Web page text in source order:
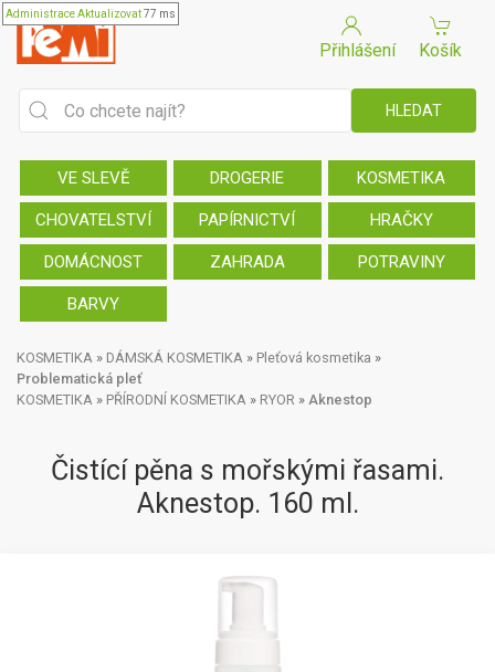
AdministraceAktualizovat77 ms
Přihlášení Košík
VE SLEVĚ DROGERIE KOSMETIKA
CHOVATELSTVÍ PAPÍRNICTVÍ HRAČKY
DOMÁCNOST ZAHRADA POTRAVINY
BARVY
KOSMETIKA » DÁMSKÁ KOSMETIKA » Pleťová kosmetika »
Problematická pleť
KOSMETIKA » PŘÍRODNÍ KOSMETIKA » RYOR » Aknestop
Čistící pěna s mořskými řasami.
Aknestop. 160 ml.